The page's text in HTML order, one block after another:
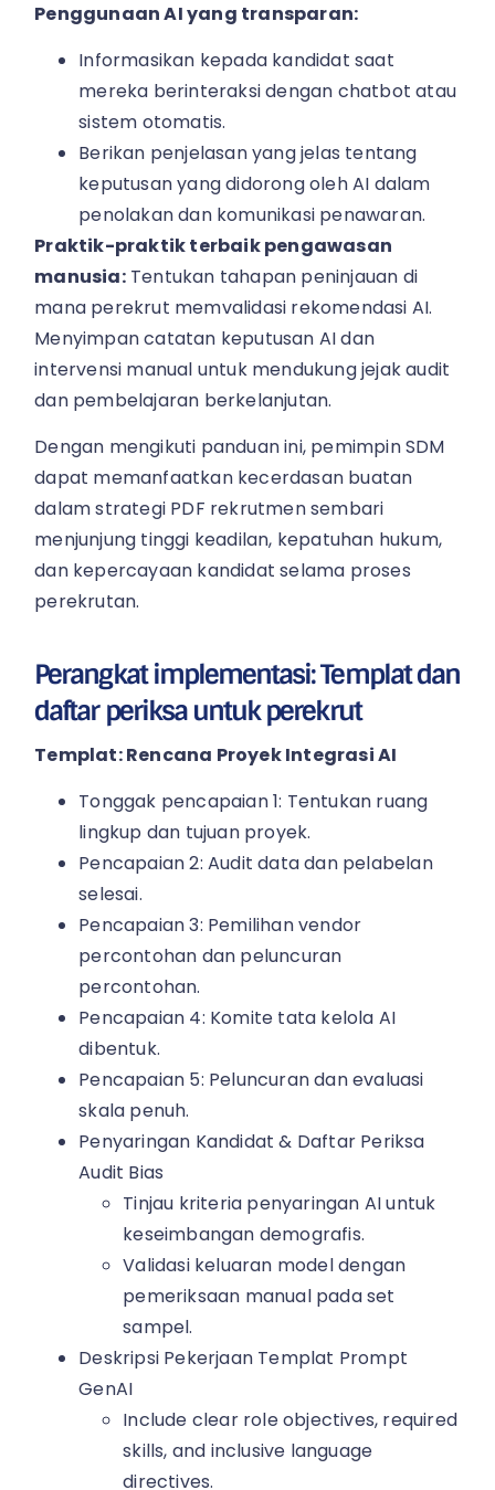
Penggunaan AI yang transparan:
Informasikan kepada kandidat saat
mereka berinteraksi dengan chatbot atau
sistem otomatis.
Berikan penjelasan yang jelas tentang
keputusan yang didorong oleh AI dalam
penolakan dan komunikasi penawaran.
Praktik-praktik terbaik pengawasan
manusia:Tentukan tahapan peninjauan di
mana perekrut memvalidasi rekomendasi AI.
Menyimpan catatan keputusan AI dan
intervensi manual untuk mendukung jejak audit
dan pembelajaran berkelanjutan.
Dengan mengikuti panduan ini, pemimpin SDM
dapat memanfaatkan kecerdasan buatan
dalam strategi PDF rekrutmen sembari
menjunjung tinggi keadilan, kepatuhan hukum,
dan kepercayaan kandidat selama proses
perekrutan.
Perangkat implementasi: Templat dan
daftar periksa untuk perekrut
Templat: Rencana Proyek Integrasi AI
Tonggak pencapaian 1: Tentukan ruang
lingkup dan tujuan proyek.
Pencapaian 2: Audit data dan pelabelan
selesai.
Pencapaian 3: Pemilihan vendor
percontohan dan peluncuran
percontohan.
Pencapaian 4: Komite tata kelola AI
dibentuk.
Pencapaian 5: Peluncuran dan evaluasi
skala penuh.
Penyaringan Kandidat & Daftar Periksa
Audit Bias
Tinjau kriteria penyaringan AI untuk
keseimbangan demografis.
Validasi keluaran model dengan
pemeriksaan manual pada set
sampel.
Deskripsi Pekerjaan Templat Prompt
GenAI
Include clear role objectives, required
skills, and inclusive language
directives.